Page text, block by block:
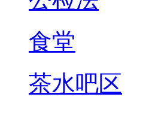
食堂
茶水吧区